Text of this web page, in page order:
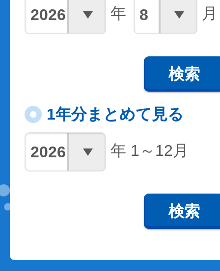
年 月
検索
1年分まとめて見る
年 1～12月
検索